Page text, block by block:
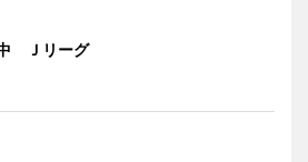
Ｊリーグ